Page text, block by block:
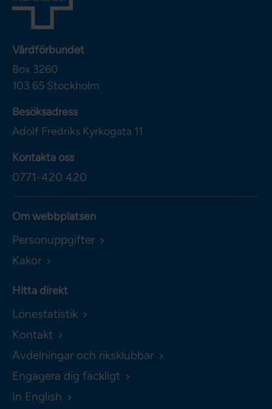
Vårdförbundet
Box 3260
103 65 Stockholm
Besöksadress
Adolf Fredriks Kyrkogata 11
Kontakta oss
0771-420 420
Om webbplatsen
Personuppgifter
Kakor
Hitta direkt
Lönestatistik
Kontakt
Avdelningar och riksklubbar
Engagera dig fackligt
In English